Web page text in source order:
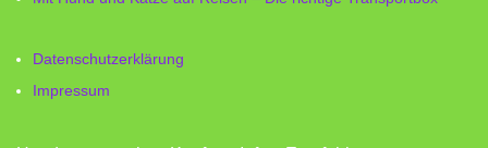
Datenschutzerklärung
Impressum